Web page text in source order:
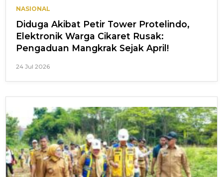
NASIONAL
Diduga Akibat Petir Tower Protelindo,
Elektronik Warga Cikaret Rusak:
Pengaduan Mangkrak Sejak April!
24 Jul 2026